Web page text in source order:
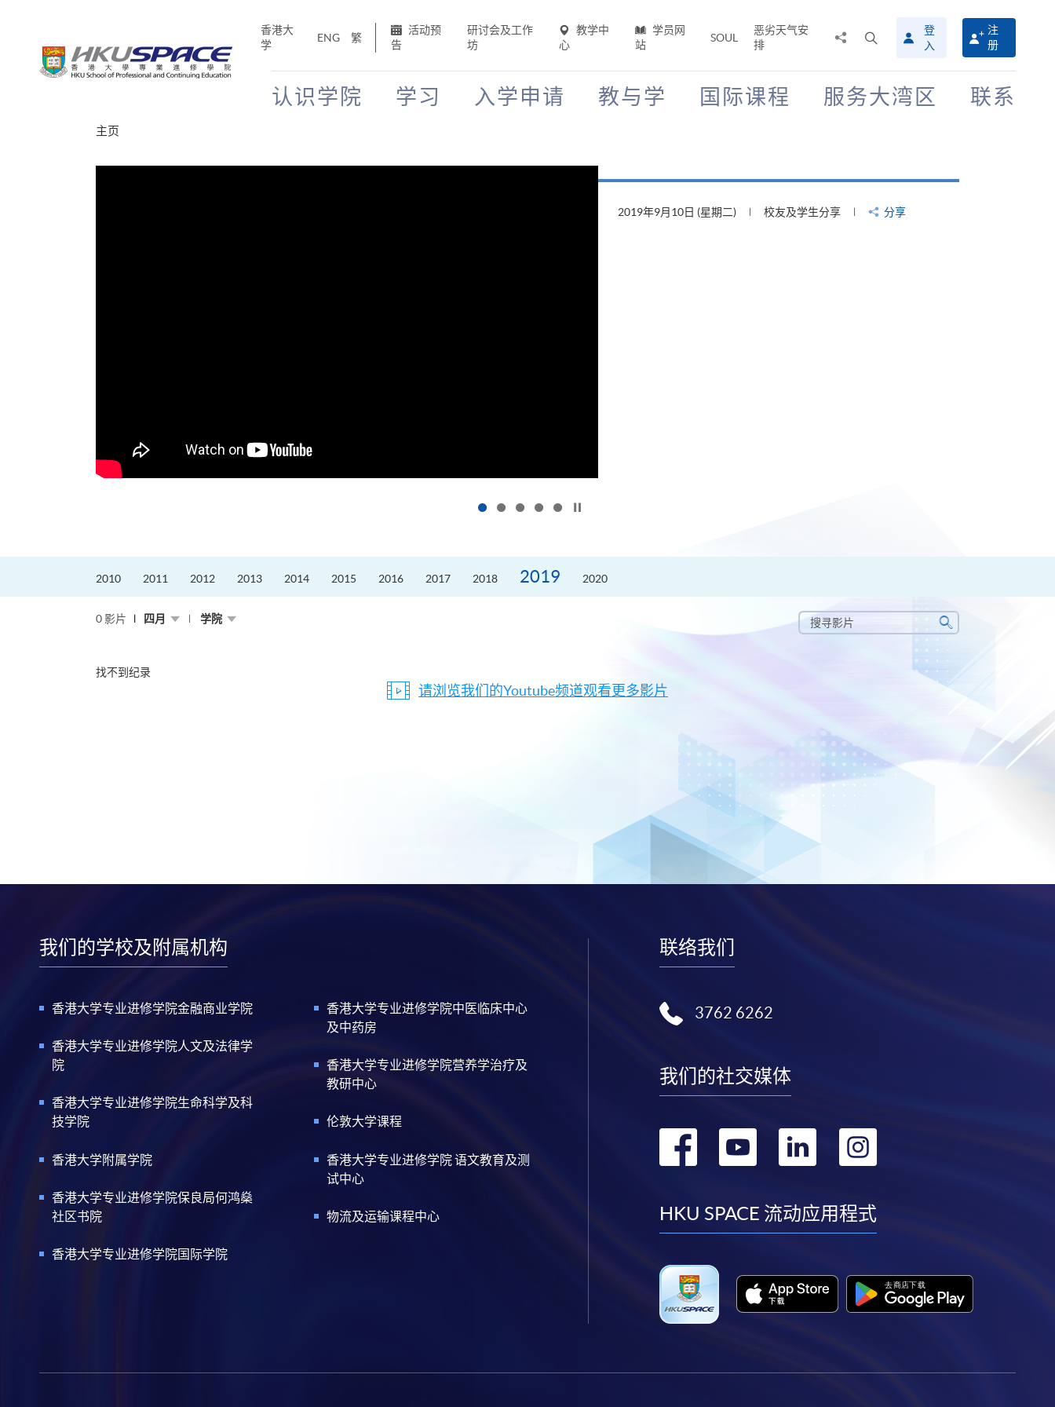
香港大
学
ENG 繁
活动预
告
研讨会及工作
坊
教学中
心
学员网
站
SOUL
恶劣天气安
排
搜
寻
介
登
入
注
册
认识学院 学习 入学申请 教与学 国际课程 服务大湾区 联系
主页
2019年8月22日 (星期四) 校友及学生分享 分享
2010 2011 2012 2013 2014 2015 2016 2017 2018 2019 2020
0 影片 四月 学院
搜
寻
搜
寻
找不到纪录
请浏览我们的Youtube频道观看更多影片
我们的学校及附属机构
香港大学专业进修学院金融商业学院
香港大学专业进修学院人文及法律学
院
香港大学专业进修学院生命科学及科
技学院
香港大学附属学院
香港大学专业进修学院保良局何鸿燊
社区书院
香港大学专业进修学院国际学院
香港大学专业进修学院中医临床中心
及中药房
香港大学专业进修学院营养学治疗及
教研中心
伦敦大学课程
香港大学专业进修学院 语文教育及测
试中心
物流及运输课程中心
联络我们
3762 6262
我们的社交媒体
转
facebook
转
youtube
转
linkedin
转
instagram
HKU SPACE 流动应用程式